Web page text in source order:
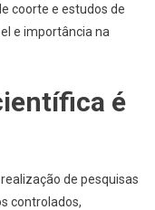
coorte e estudos de
e importância na
é
de pesquisas
controlados,